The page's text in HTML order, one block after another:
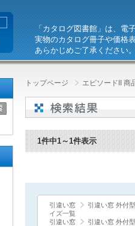
「カタログ図書館」は、電
実物のカタログ冊子や価格
あらかじめご了承ください
トップページ エピソードII 商
1件中1～1件表示
引違い窓
引違い窓 外付型
イズ一覧
引違い窓
引違い窓 外付型